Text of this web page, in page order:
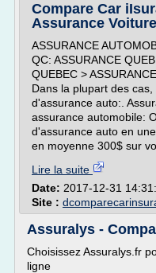
Compare Car
Assurance
ASSURANCE
QC: ASSURANCE
QUEBEC >
Dans la plupart des
d'assurance auto:.
assurance automobile:
d'assurance auto en
en moyenne 300$ sur
Lire la suite
Date: 2017-12-31
Site :
Assuralys -
Choisissez Assuralys.fr
ligne